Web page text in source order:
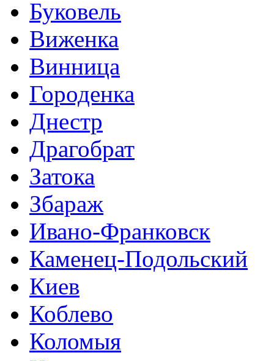
Буковель
Виженка
Винница
Городенка
Днестр
Драгобрат
Затока
Збараж
Ивано-Франковск
Каменец-Подольский
Киев
Коблево
Коломыя